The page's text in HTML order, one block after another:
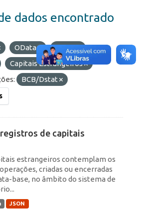
dados encontrado
OData
HTML
Capitais Estrangeiros
BCB/Dstat
de capitais
estrangeiros contemplam os
criadas ou encerradas
base, no âmbito do sistema de
JSON